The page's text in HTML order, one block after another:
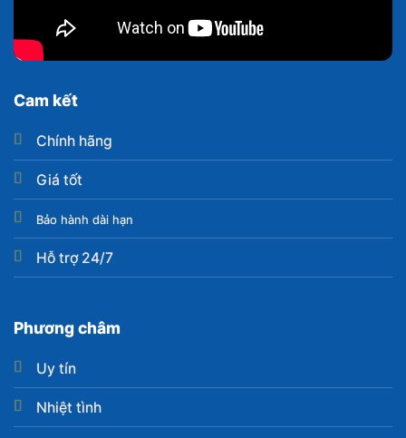
Cam kết
Chính hãng
Giá tốt
Bảo hành dài hạn
Hỗ trợ 24/7
Phương châm
Uy tín
Nhiệt tình